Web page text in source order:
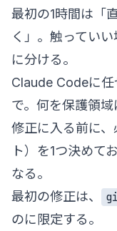
最初の1時間は「
く」。触ってい
に分ける。
Claude Codeに
で。何を保護領域
修正に入る前に
ト）を1つ決めて
なる。
最初の修正は、
のに限定する。